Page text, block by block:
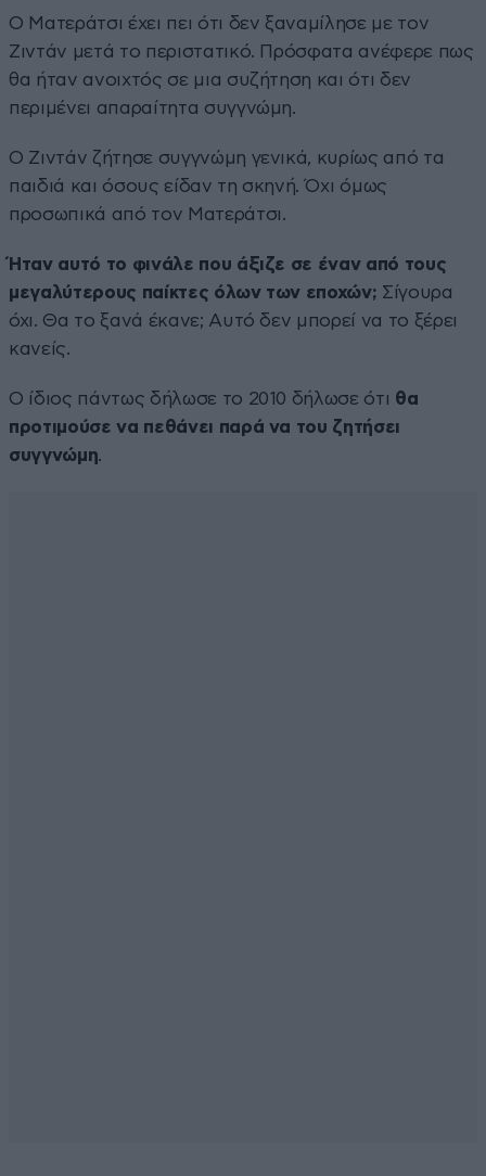
Ο Ματεράτσι έχει πει ότι δεν ξαναμίλησε με τον
Ζιντάν μετά το περιστατικό. Πρόσφατα ανέφερε πως
θα ήταν ανοιχτός σε μια συζήτηση και ότι δεν
περιμένει απαραίτητα συγγνώμη.
Ο Ζιντάν ζήτησε συγγνώμη γενικά, κυρίως από τα
παιδιά και όσους είδαν τη σκηνή. Όχι όμως
προσωπικά από τον Ματεράτσι.
Ήταν αυτό το φινάλε που άξιζε σε έναν από τους
μεγαλύτερους παίκτες όλων των εποχών; Σίγουρα
όχι. Θα το ξανά έκανε; Αυτό δεν μπορεί να το ξέρει
κανείς.
Ο ίδιος πάντως δήλωσε το 2010 δήλωσε ότι θα
προτιμούσε να πεθάνει παρά να του ζητήσει
συγγνώμη.